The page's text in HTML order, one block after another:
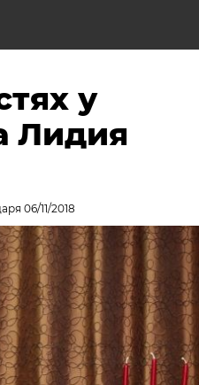
у
Лидия
06/11/2018